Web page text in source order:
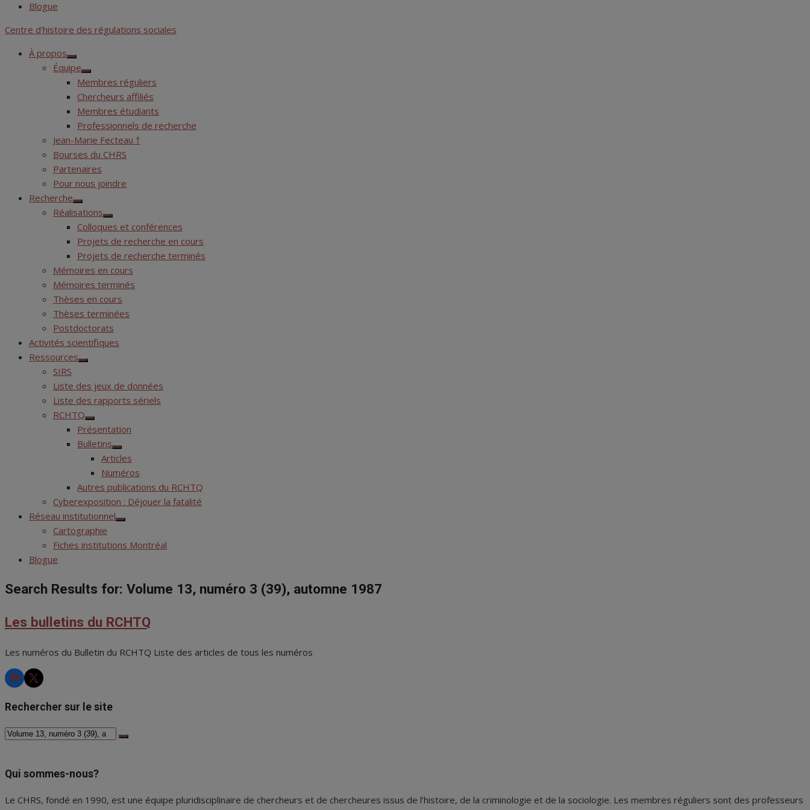
Blogue
Centre d'histoire des régulations sociales
À propos
Show
sub
menu
Équipe
Show
sub
menu
Membres réguliers
Chercheurs affiliés
Membres étudiants
Professionnels de recherche
Jean-Marie Fecteau †
Bourses du CHRS
Partenaires
Pour nous joindre
Recherche
Show
sub
menu
Réalisations
Show
sub
menu
Colloques et conférences
Projets de recherche en cours
Projets de recherche terminés
Mémoires en cours
Mémoires terminés
Thèses en cours
Thèses terminées
Postdoctorats
Activités scientifiques
Ressources
Show
menu
SIRS
Liste des jeux de données
Liste des rapports sériels
RCHTQ
Show
sub
menu
Présentation
Bulletins
Show
sub
menu
Articles
Numéros
Autres publications du RCHTQ
Cyberexposition : Déjouer la fatalité
Réseau institutionnel
Show
menu
Cartographie
Fiches institutions Montréal
Blogue
Search Results for: Volume 13, numéro 3 (39), automne 1987
Les bulletins du RCHTQ
Les numéros du Bulletin du RCHTQ Liste des articles de tous les numéros
CHRSCHRS
Rechercher sur le site
Search
Search
Qui sommes-nous?
Le CHRS, fondé en 1990, est une équipe pluridisciplinaire de chercheurs et de chercheures issus de l’histoire, de la criminologie et de la sociologie. Les membres réguliers sont des professeurs